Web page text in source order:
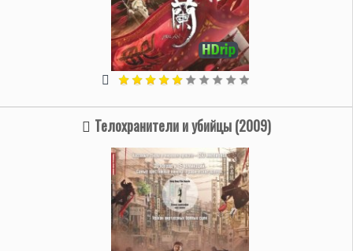
Телохранители и убийцы (2009)